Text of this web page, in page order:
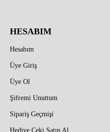
HESABIM
Hesabım
Üye Giriş
Üye Ol
Şifremi Unuttum
Sipariş Geçmişi
Hediye Çeki Satın Al